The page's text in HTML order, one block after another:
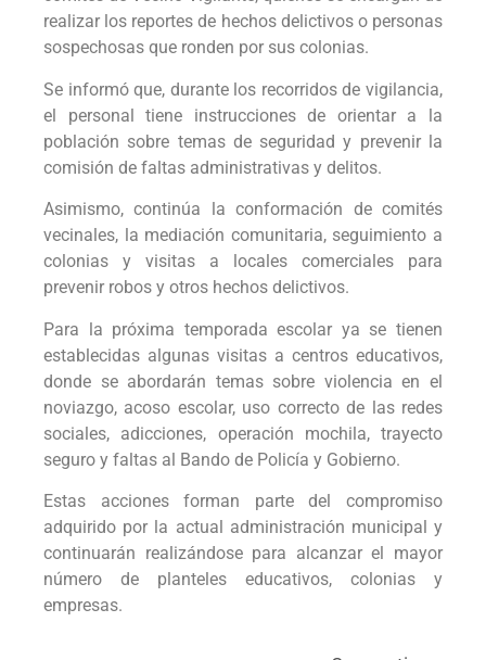
realizar los reportes de hechos delictivos o personas
sospechosas que ronden por sus colonias.
Se informó que, durante los recorridos de vigilancia,
el personal tiene instrucciones de orientar a la
población sobre temas de seguridad y prevenir la
comisión de faltas administrativas y delitos.
Asimismo, continúa la conformación de comités
vecinales, la mediación comunitaria, seguimiento a
colonias y visitas a locales comerciales para
prevenir robos y otros hechos delictivos.
Para la próxima temporada escolar ya se tienen
establecidas algunas visitas a centros educativos,
donde se abordarán temas sobre violencia en el
noviazgo, acoso escolar, uso correcto de las redes
sociales, adicciones, operación mochila, trayecto
seguro y faltas al Bando de Policía y Gobierno.
Estas acciones forman parte del compromiso
adquirido por la actual administración municipal y
continuarán realizándose para alcanzar el mayor
número de planteles educativos, colonias y
empresas.